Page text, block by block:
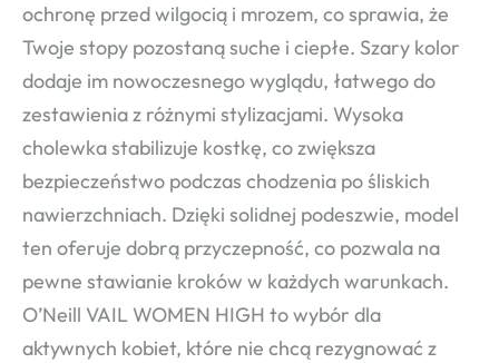
ochronę przed wilgocią i mrozem, co sprawia, że
Twoje stopy pozostaną suche i ciepłe. Szary kolor
dodaje im nowoczesnego wyglądu, łatwego do
zestawienia z różnymi stylizacjami. Wysoka
cholewka stabilizuje kostkę, co zwiększa
bezpieczeństwo podczas chodzenia po śliskich
nawierzchniach. Dzięki solidnej podeszwie, model
ten oferuje dobrą przyczepność, co pozwala na
pewne stawianie kroków w każdych warunkach.
O’Neill VAIL WOMEN HIGH to wybór dla
aktywnych kobiet, które nie chcą rezygnować z